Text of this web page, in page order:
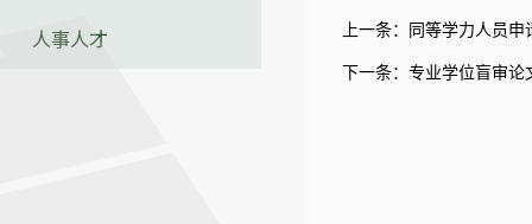
人事人才 上一条： 同等学力人员
下一条： 专业学位盲审论